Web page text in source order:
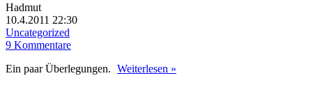
Hadmut
10.4.2011 22:30
Uncategorized
9 Kommentare
Ein paar Überlegungen. Weiterlesen »